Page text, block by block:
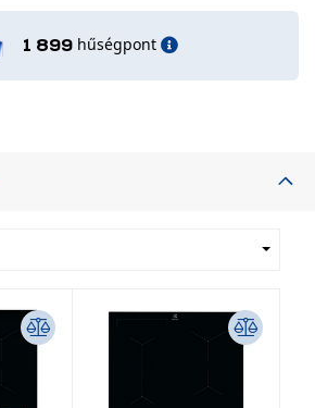
1 899 hűségpont